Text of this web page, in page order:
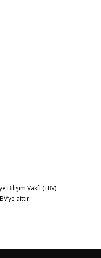
Bilişim Vakfı (TBV)
’ye aittir.